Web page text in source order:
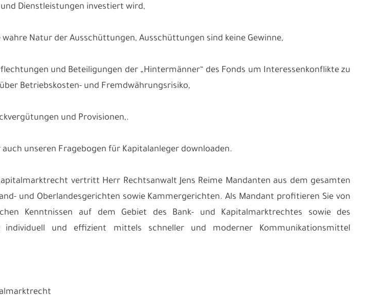
Dienstleistungen investiert wird,
Natur der Ausschüttungen, Ausschüttungen sind keine Gewinne,
und Beteiligungen der „Hintermänner“ des Fonds um Interessenkonflikte zu
Betriebskosten- und Fremdwährungsrisiko,
und Provisionen,.
auch unseren Fragebogen für Kapitalanleger downloaden.
vertritt Herr Rechtsanwalt Jens Reime Mandanten aus dem gesamten
und Oberlandesgerichten sowie Kammergerichten. Als Mandant profitieren Sie von
Kenntnissen auf dem Gebiet des Bank- und Kapitalmarktrechtes sowie des
individuell und effizient mittels schneller und moderner Kommunikationsmittel